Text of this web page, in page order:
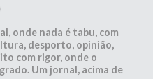
onde nada é tabu, com
desporto, opinião,
com rigor, onde o
Um jornal, acima de